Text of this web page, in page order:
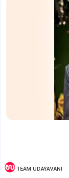
TEAM UDAYAVANI